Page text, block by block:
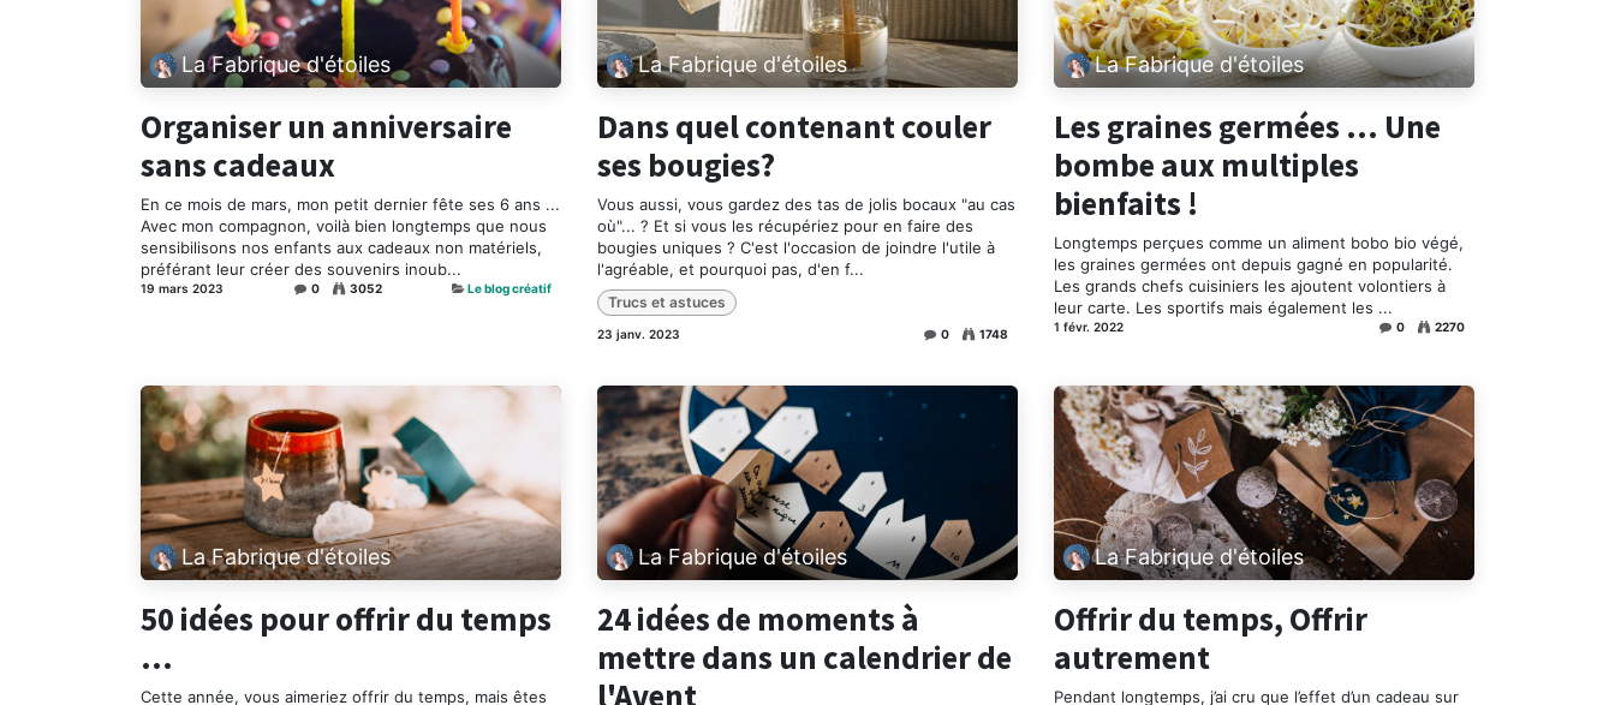
La Fabrique d'étoiles
Organiser un anniversaire
sans cadeaux
En ce mois de mars, mon petit dernier fête ses 6 ans ...
Avec mon compagnon, voilà bien longtemps que nous
sensibilisons nos enfants aux cadeaux non matériels,
préférant leur créer des souvenirs inoub...
19 mars 2023 0 3052 Le blog créatif
La Fabrique d'étoiles
Dans quel contenant couler
ses bougies?
Vous aussi, vous gardez des tas de jolis bocaux "au cas
où"... ? Et si vous les récupériez pour en faire des
bougies uniques ? C'est l'occasion de joindre l'utile à
l'agréable, et pourquoi pas, d'en f...
Trucs et astuces
23 janv. 2023 0 1748
La Fabrique d'étoiles
Les graines germées … Une
bombe aux multiples
bienfaits !
Longtemps perçues comme un aliment bobo bio végé,
les graines germées ont depuis gagné en popularité.
Les grands chefs cuisiniers les ajoutent volontiers à
leur carte. Les sportifs mais également les ...
1 févr. 2022 0 2270
La Fabrique d'étoiles
50 idées pour offrir du temps
...
Cette année, vous aimeriez offrir du temps, mais êtes
La Fabrique d'étoiles
24 idées de moments à
mettre dans un calendrier de
l'Avent
La Fabrique d'étoiles
Offrir du temps, Offrir
autrement
Pendant longtemps, j’ai cru que l’effet d’un cadeau sur